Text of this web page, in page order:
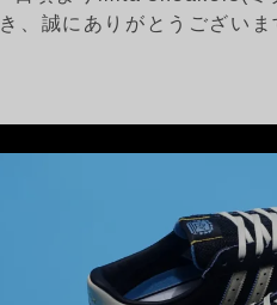
き、誠にありがとうござい